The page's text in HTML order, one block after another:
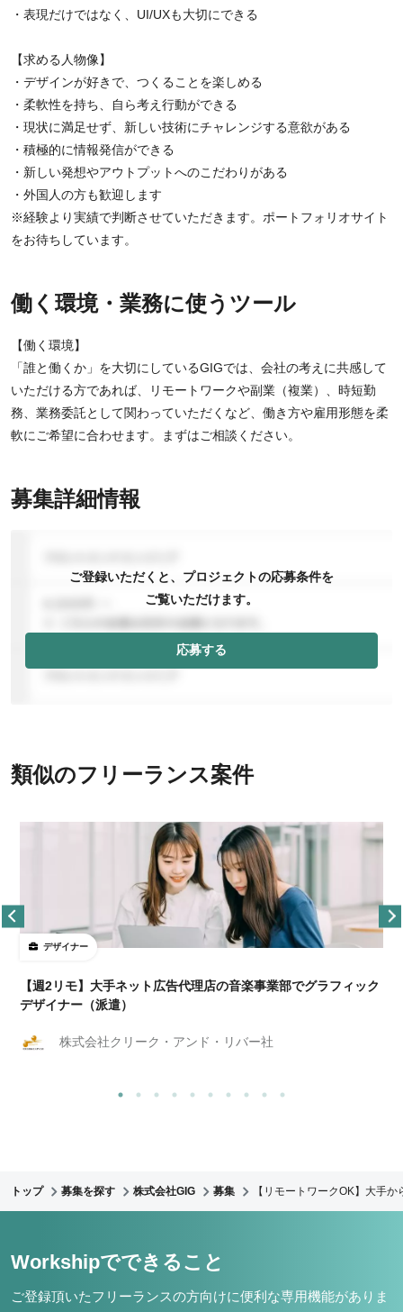
・表現だけではなく、UI/UXも大切にできる
【求める人物像】
・デザインが好きで、つくることを楽しめる
・柔軟性を持ち、自ら考え行動ができる
・現状に満足せず、新しい技術にチャレンジする意欲がある
・積極的に情報発信ができる
・新しい発想やアウトプットへのこだわりがある
・外国人の方も歓迎します
※経験より実績で判断させていただきます。ポートフォリオサイト
をお待ちしています。
働く環境・業務に使うツール
【働く環境】
「誰と働くか」を大切にしているGIGでは、会社の考えに共感して
いただける方であれば、リモートワークや副業（複業）、時短勤
務、業務委託として関わっていただくなど、働き方や雇用形態を柔
軟にご希望に合わせます。まずはご相談ください。
募集詳細情報
ご登録いただくと、プロジェクトの応募条件を
ご覧いただけます。
応募する
類似のフリーランス案件
デザイナー
【週2リモ】大手ネット広告代理店の音楽事業部でグラフィック
デザイナー（派遣）
株式会社クリーク・アンド・リバー社
トップ 募集を探す 株式会社GIG 募集 【リモートワークOK】大手
Workshipでできること
ご登録頂いたフリーランスの方向けに便利な専用機能がありま